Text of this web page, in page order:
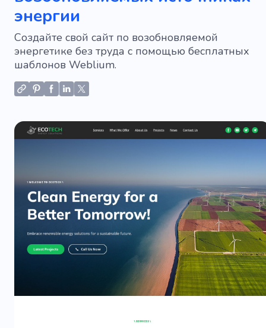
энергии
Создайте свой сайт по возобновляемой
энергетике без труда с помощью бесплатных
шаблонов Weblium.